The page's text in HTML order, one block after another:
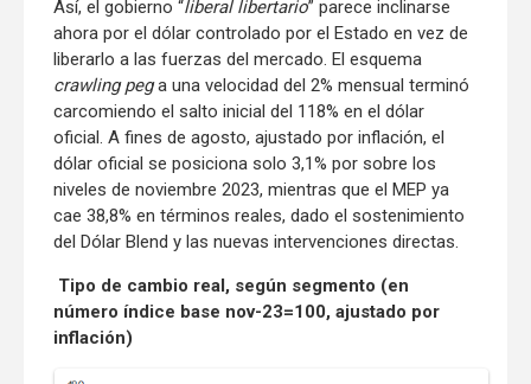
Así, el gobierno “liberal libertario” parece inclinarse
ahora por el dólar controlado por el Estado en vez de
liberarlo a las fuerzas del mercado. El esquema
crawling pega una velocidad del 2% mensual terminó
carcomiendo el salto inicial del 118% en el dólar
oficial. A fines de agosto, ajustado por inflación, el
dólar oficial se posiciona solo 3,1% por sobre los
niveles de noviembre 2023, mientras que el MEP ya
cae 38,8% en términos reales, dado el sostenimiento
del Dólar Blend y las nuevas intervenciones directas.
Tipo de cambio real, según segmento (en
número índice base nov-23=100, ajustado por
inflación)